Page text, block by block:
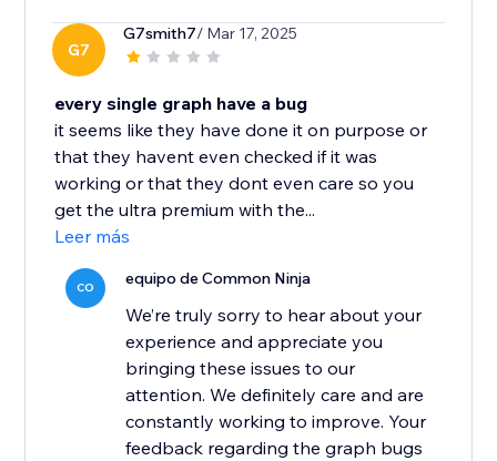
G7
G7smith7/ Mar 17, 2025
every single graph have a bug
it seems like they have done it on purpose or
that they havent even checked if it was
working or that they dont even care so you
get the ultra premium with the...
Leer más
CO equipo de Common Ninja
We’re truly sorry to hear about your
experience and appreciate you
bringing these issues to our
attention. We definitely care and are
constantly working to improve. Your
feedback regarding the graph bugs